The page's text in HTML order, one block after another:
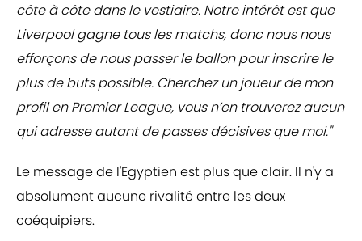
côte à côte dans le vestiaire. Notre intérêt est que
Liverpool gagne tous les matchs, donc nous nous
efforçons de nous passer le ballon pour inscrire le
plus de buts possible. Cherchez un joueur de mon
profil en Premier League, vous n’en trouverez aucun
qui adresse autant de passes décisives que moi."
Le message de l'Egyptien est plus que clair. Il n'y a
absolument aucune rivalité entre les deux
coéquipiers.